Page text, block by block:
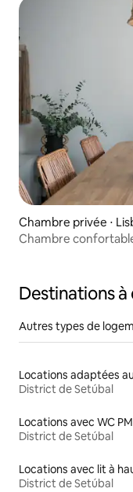
Chambre privée ⋅
Chambre
Destinations
Autres types de
District de Setúbal
Locations avec WC
District de Setúbal
District de Setúbal